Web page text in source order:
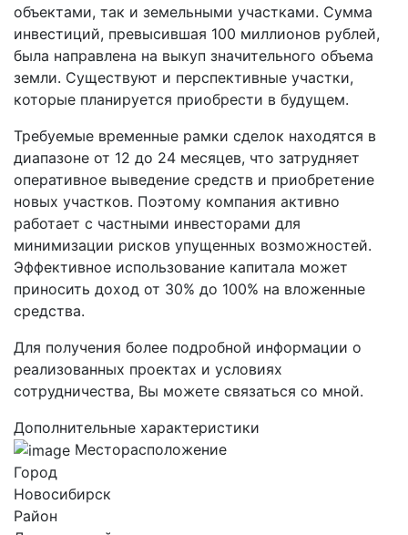
объектами, так и земельными участками. Сумма
инвестиций, превысившая 100 миллионов рублей,
была направлена на выкуп значительного объема
земли. Существуют и перспективные участки,
которые планируется приобрести в будущем.
Требуемые временные рамки сделок находятся в
диапазоне от 12 до 24 месяцев, что затрудняет
оперативное выведение средств и приобретение
новых участков. Поэтому компания активно
работает с частными инвесторами для
минимизации рисков упущенных возможностей.
Эффективное использование капитала может
приносить доход от 30% до 100% на вложенные
средства.
Для получения более подробной информации о
реализованных проектах и условиях
сотрудничества, Вы можете связаться со мной.
Дополнительные характеристики
Месторасположение
Город
Новосибирск
Район